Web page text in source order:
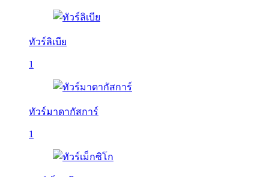
ทัวร์ลิเบีย
1
ทัวร์มาดากัสการ์
1